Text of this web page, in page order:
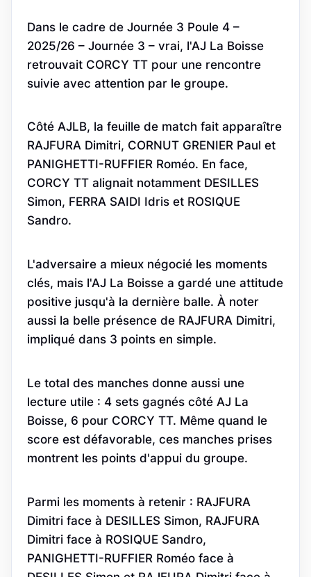
Dans le cadre de Journée 3 Poule 4 –
2025/26 – Journée 3 – vrai, l'AJ La Boisse
retrouvait CORCY TT pour une rencontre
suivie avec attention par le groupe.
Côté AJLB, la feuille de match fait apparaître
RAJFURA Dimitri, CORNUT GRENIER Paul et
PANIGHETTI-RUFFIER Roméo. En face,
CORCY TT alignait notamment DESILLES
Simon, FERRA SAIDI Idris et ROSIQUE
Sandro.
L'adversaire a mieux négocié les moments
clés, mais l'AJ La Boisse a gardé une attitude
positive jusqu'à la dernière balle. À noter
aussi la belle présence de RAJFURA Dimitri,
impliqué dans 3 points en simple.
Le total des manches donne aussi une
lecture utile : 4 sets gagnés côté AJ La
Boisse, 6 pour CORCY TT. Même quand le
score est défavorable, ces manches prises
montrent les points d'appui du groupe.
Parmi les moments à retenir : RAJFURA
Dimitri face à DESILLES Simon, RAJFURA
Dimitri face à ROSIQUE Sandro,
PANIGHETTI-RUFFIER Roméo face à